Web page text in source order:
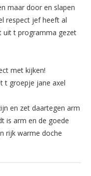
maar door en slapen
respect jef heeft al
uit t programma gezet
met kijken!
t groepje jane axel
en zet daartegen arm
is arm en de goede
rijk warme doche